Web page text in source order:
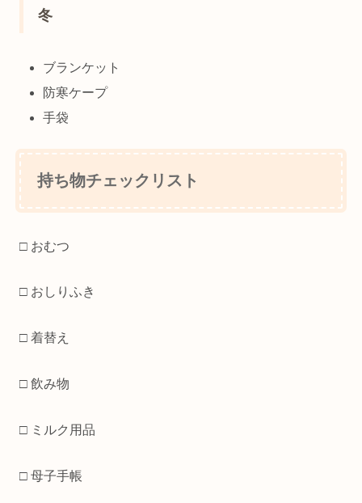
冬
ブランケット
防寒ケープ
手袋
持ち物チェックリスト
□ おむつ
□ おしりふき
□ 着替え
□ 飲み物
□ ミルク用品
□ 母子手帳